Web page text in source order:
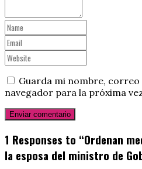
Guarda mi nombre,
navegador para la próxima
1 Responses to “Ordenan
la esposa del ministro de